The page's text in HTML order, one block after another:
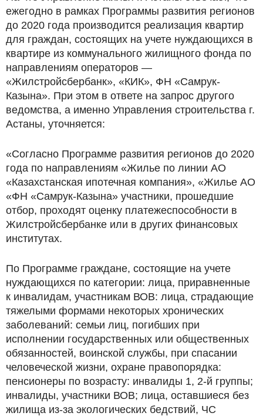
ежегодно в рамках Программы развития регионов
до 2020 года производится реализация квартир
для граждан, состоящих на учете нуждающихся в
квартире из коммунального жилищного фонда по
направлениям операторов —
«Жилстройсбербанк», «КИК», ФН «Самрук-
Казына». При этом в ответе на запрос другого
ведомства, а именно Управления строительства г.
Астаны, уточняется:
«Согласно Программе развития регионов до 2020
года по направлениям «Жилье по линии АО
«Казахстанская ипотечная компания», «Жилье АО
«ФН «Самрук-Казына» участники, прошедшие
отбор, проходят оценку платежеспособности в
Жилстройсбербанке или в других финансовых
институтах.
По Программе граждане, состоящие на учете
нуждающихся по категории: лица, приравненные
к инвалидам, участникам ВОВ: лица, страдающие
тяжелыми формами некоторых хронических
заболеваний: семьи лиц, погибших при
исполнении государственных или общественных
обязанностей, воинской службы, при спасании
человеческой жизни, охране правопорядка:
пенсионеры по возрасту: инвалиды 1, 2-й группы;
инвалиды, участники ВОВ; лица, оставшиеся без
жилища из-за экологических бедствий, ЧС